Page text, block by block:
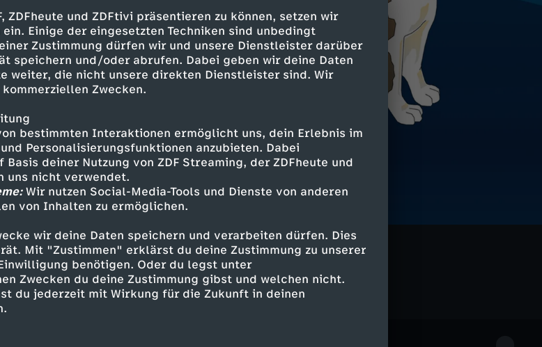
ZDFheute und ZDFtivi präsentieren zu können, setzen wir
Einige der eingesetzten Techniken sind unbedingt
Zustimmung dürfen wir und unsere Dienstleister darüber
speichern und/oder abrufen. Dabei geben wir deine Daten
weiter, die nicht unsere direkten Dienstleister sind. Wir
Zwecken.
bestimmten Interaktionen ermöglicht uns, dein Erlebnis im
Personalisierungsfunktionen anzubieten. Dabei
deiner Nutzung von ZDF Streaming, der ZDFheute und
uns nicht verwendet.
Wir nutzen Social-Media-Tools und Dienste von anderen
von Inhalten zu ermöglichen.
wir deine Daten speichern und verarbeiten dürfen. Dies
Mit "Zustimmen" erklärst du deine Zustimmung zu unserer
benötigen. Oder du legst unter
Zwecken du deine Zustimmung gibst und welchen nicht.
du jederzeit mit Wirkung für die Zukunft in deinen
Sie
Pinkeln das
Moin Piet